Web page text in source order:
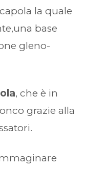
la quale
base
gleno-
, che è in
grazie alla